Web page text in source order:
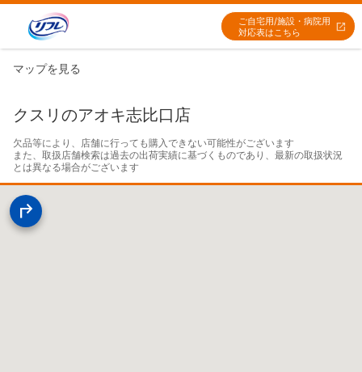
ご自宅用/施設・病院用
対応表はこちら
マップを見る
クスリのアオキ志比口店
欠品等により、店舗に行っても購入できない可能性がございます
また、取扱店舗検索は過去の出荷実績に基づくものであり、最新の取扱状況
とは異なる場合がございます